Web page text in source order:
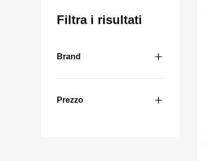
Filtra i risultati
Brand
Prezzo